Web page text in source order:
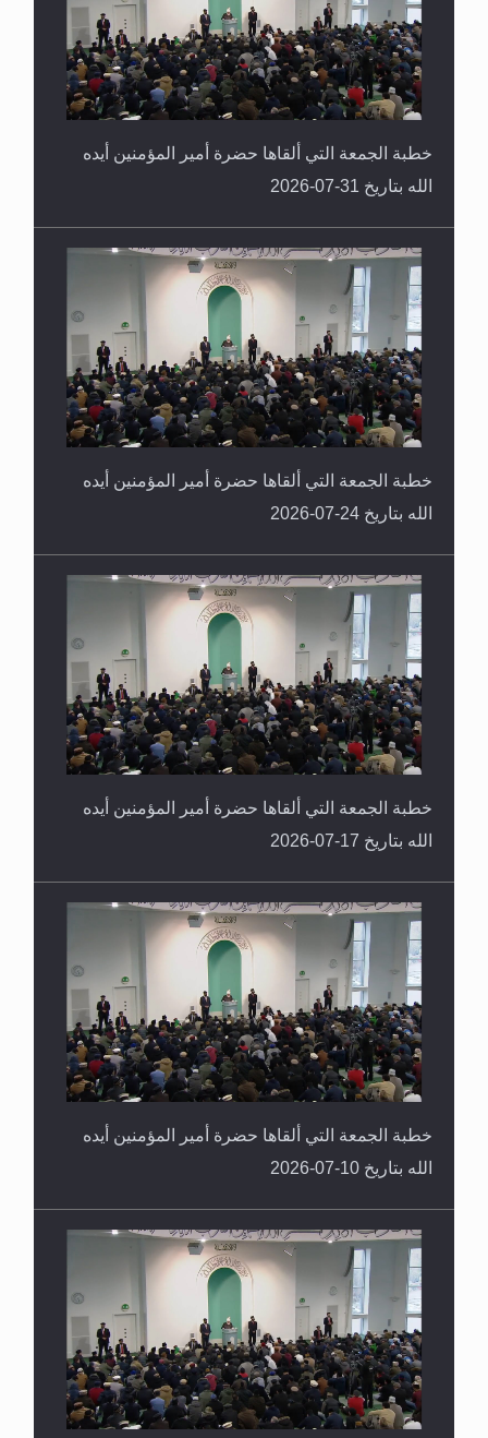
خطبة الجمعة التي ألقاها حضرة أمير المؤمنين أيده
الله بتاريخ 31-07-2026
خطبة الجمعة التي ألقاها حضرة أمير المؤمنين أيده
الله بتاريخ 24-07-2026
خطبة الجمعة التي ألقاها حضرة أمير المؤمنين أيده
الله بتاريخ 17-07-2026
خطبة الجمعة التي ألقاها حضرة أمير المؤمنين أيده
الله بتاريخ 10-07-2026